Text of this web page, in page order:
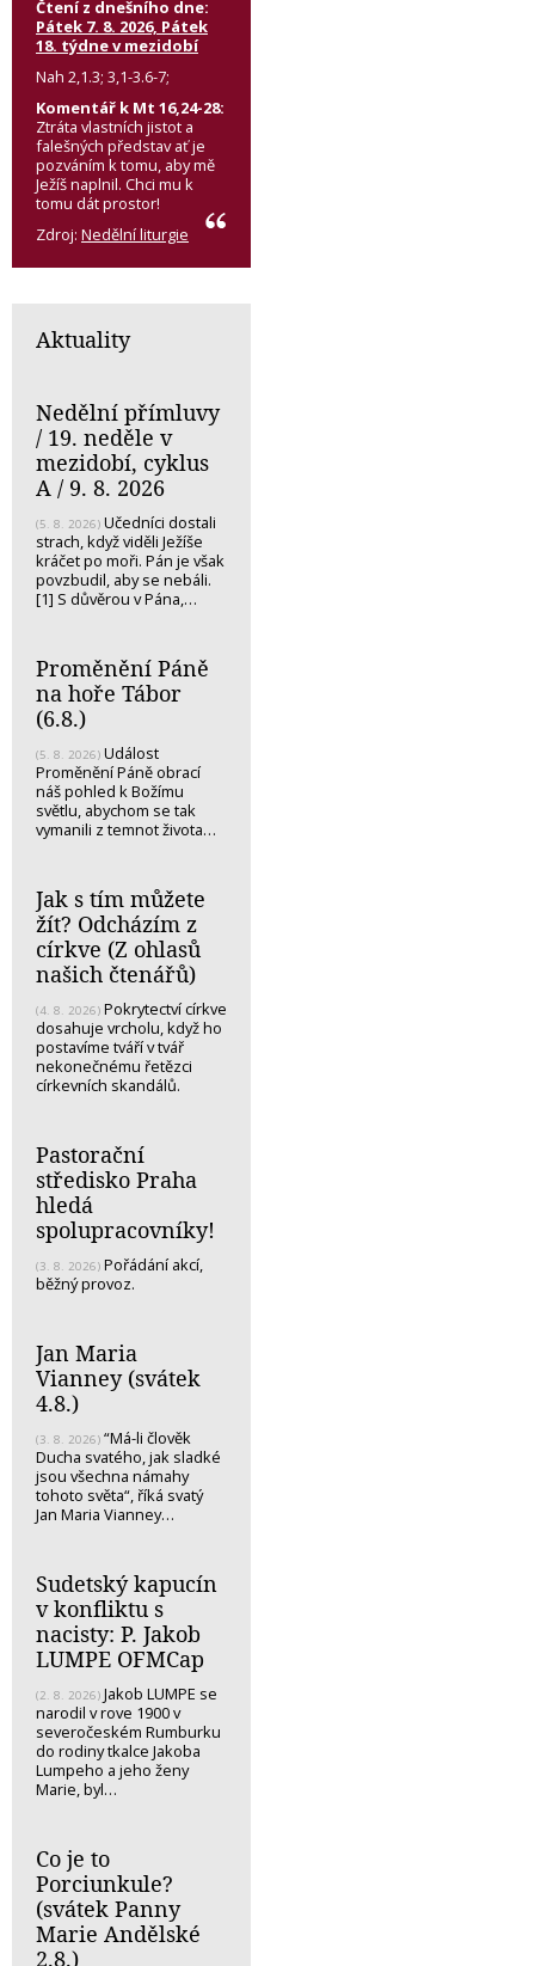
Čtení z dnešního dne:
Pátek 7. 8. 2026, Pátek
18. týdne v mezidobí
Nah 2,1.3; 3,1-3.6-7;
Komentář k Mt 16,24-28:
Ztráta vlastních jistot a
falešných představ ať je
pozváním k tomu, aby mě
Ježíš naplnil. Chci mu k
tomu dát prostor!
Zdroj: Nedělní liturgie
Aktuality
Nedělní přímluvy
/ 19. neděle v
mezidobí, cyklus
A / 9. 8. 2026
(5. 8. 2026) Učedníci dostali
strach, když viděli Ježíše
kráčet po moři. Pán je však
povzbudil, aby se nebáli.
[1] S důvěrou v Pána,…
Proměnění Páně
na hoře Tábor
(6.8.)
(5. 8. 2026) Událost
Proměnění Páně obrací
náš pohled k Božímu
světlu, abychom se tak
vymanili z temnot života…
Jak s tím můžete
žít? Odcházím z
církve (Z ohlasů
našich čtenářů)
(4. 8. 2026) Pokrytectví církve
dosahuje vrcholu, když ho
postavíme tváří v tvář
nekonečnému řetězci
církevních skandálů.
Pastorační
středisko Praha
hledá
spolupracovníky!
(3. 8. 2026) Pořádání akcí,
běžný provoz.
Jan Maria
Vianney (svátek
4.8.)
(3. 8. 2026) “Má-li člověk
Ducha svatého, jak sladké
jsou všechna námahy
tohoto světa“, říká svatý
Jan Maria Vianney…
Sudetský kapucín
v konfliktu s
nacisty: P. Jakob
LUMPE OFMCap
(2. 8. 2026) Jakob LUMPE se
narodil v rove 1900 v
severočeském Rumburku
do rodiny tkalce Jakoba
Lumpeho a jeho ženy
Marie, byl…
Co je to
Porciunkule?
(svátek Panny
Marie Andělské
2.8.)